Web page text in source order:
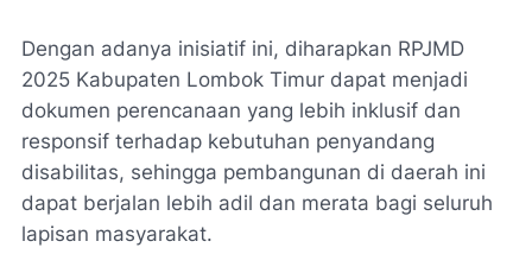
Dengan adanya inisiatif ini, diharapkan RPJMD
2025 Kabupaten Lombok Timur dapat menjadi
dokumen perencanaan yang lebih inklusif dan
responsif terhadap kebutuhan penyandang
disabilitas, sehingga pembangunan di daerah ini
dapat berjalan lebih adil dan merata bagi seluruh
lapisan masyarakat.